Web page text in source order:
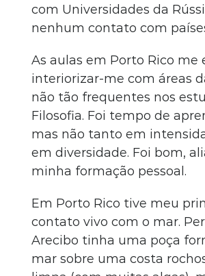
com Universidades da
nenhum contato com
As aulas em Porto Rico me
interiorizar-me com áreas
não tão frequentes nos
Filosofia. Foi tempo de
mas não tanto em
em diversidade. Foi bom,
minha formação pessoal.
Em Porto Rico tive meu
contato vivo com o mar.
Arecibo tinha uma poça
mar sobre uma costa